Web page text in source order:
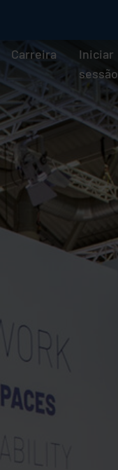
Carreira
Iniciar
sessão